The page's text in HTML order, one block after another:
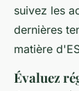
suivez les
dernières
matière
Évaluez